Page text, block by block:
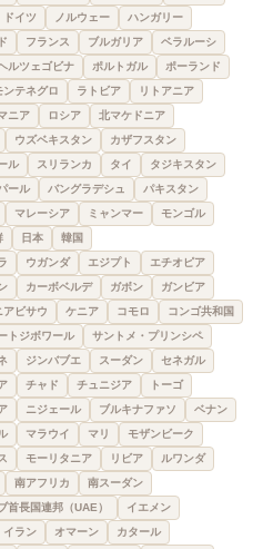
ドイツ ノルウェー
ハンガリー
フランス ブルガリア
ベラルーシ
ルツェゴビナ ポルトガル
ポーランド
ンテネグロ ラトビア
リトアニア
ニア ロシア 北マケドニア
ウズベキスタン
カザフスタン
ル スリランカ タイ
タジキスタン
ール バングラデシュ
パキスタン
マレーシア ミャンマー
モンゴル
日本 韓国
ウガンダ エジプト
エチオピア
カーボベルデ ガボン
ガンビア
アビサウ ケニア コモロ
コンゴ共和国
トジボワール
サントメ・プリンシペ
ジンバブエ スーダン
セネガル
チャド チュニジア
トーゴ
ニジェール ブルキナファソ
ベナン
マラウイ マリ
モザンビーク
モーリタニア リビア
ルワンダ
南アフリカ 南スーダン
首長国連邦（UAE）
イエメン
イラン オマーン カタール